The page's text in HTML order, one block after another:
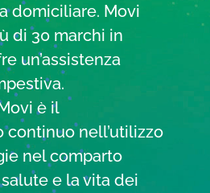
domiciliare. Movi
di 30 marchi in
un’assistenza
è il
continuo nell’utilizzo
nel comparto
e la vita dei